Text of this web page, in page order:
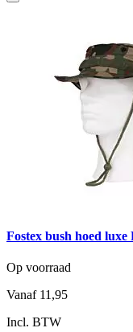
Fostex bush hoed
Op voorraad
Vanaf 11,95
Incl. BTW